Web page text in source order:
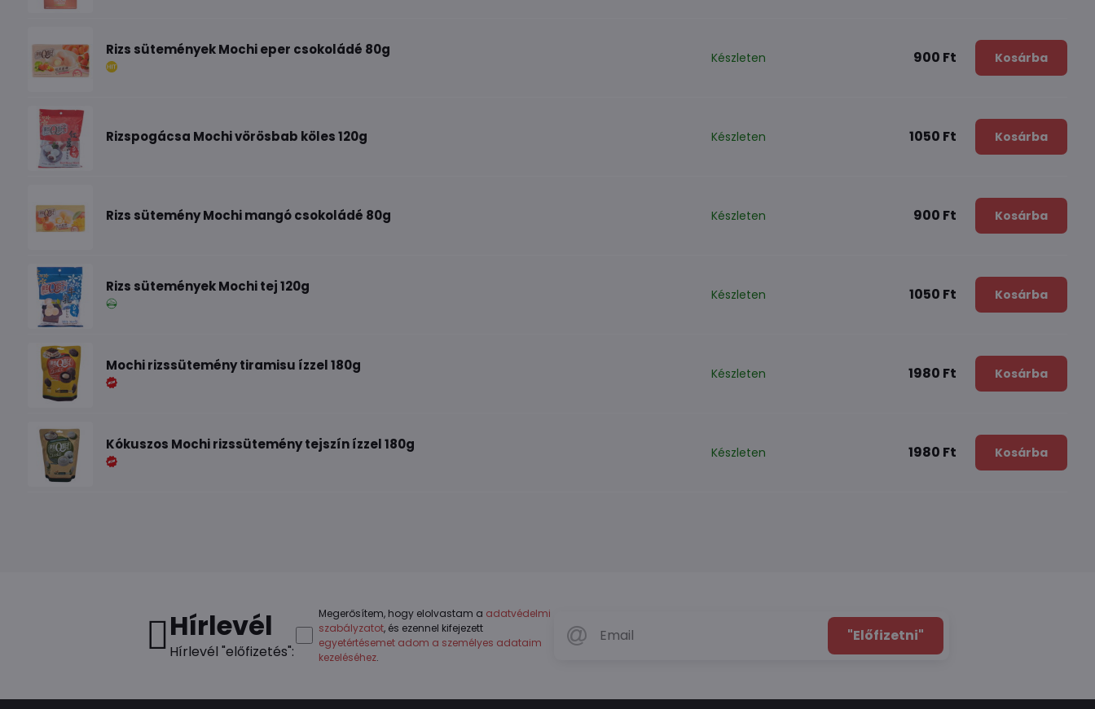
Rizs sütemények Mochi eper csokoládé 80g Készleten 900 Ft Kosárba
Rizspogácsa Mochi vörösbab köles 120g Készleten 1050 Ft Kosárba
Rizs sütemény Mochi mangó csokoládé 80g Készleten 900 Ft Kosárba
Rizs sütemények Mochi tej 120g Készleten 1050 Ft Kosárba
Mochi rizssütemény tiramisu ízzel 180g Készleten 1980 Ft Kosárba
Kókuszos Mochi rizssütemény tejszín ízzel 180g Készleten 1980 Ft Kosárba
Hírlevél
Hírlevél "előfizetés":
"Előfizetni"
Megerősítem, hogy elolvastam a adatvédelmi
szabályzatot, és ezennel kifejezett
egyetértésemet adom a személyes adataim
kezeléséhez.